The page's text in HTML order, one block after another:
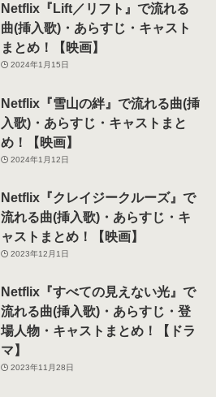
Netflix『Lift／リフト』で流れる
曲(挿入歌)・あらすじ・キャスト
まとめ！【映画】
2024年1月15日
Netflix『雪山の絆』で流れる曲(挿
入歌)・あらすじ・キャストまと
め！【映画】
2024年1月12日
Netflix『クレイジークルーズ』で
流れる曲(挿入歌)・あらすじ・キ
ャストまとめ！【映画】
2023年12月1日
Netflix『すべての見えない光』で
流れる曲(挿入歌)・あらすじ・登
場人物・キャストまとめ！【ドラ
マ】
2023年11月28日